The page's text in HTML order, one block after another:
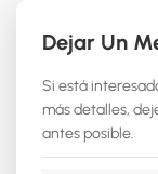
Dejar Un
Si está
más detalles,
antes posible.